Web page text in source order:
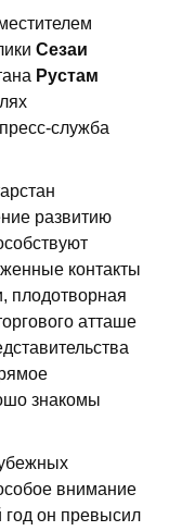
Сезаи
Рустам
служба
развитию
контакты
плодотворная
атташе
знакомы
внимание
он превысил